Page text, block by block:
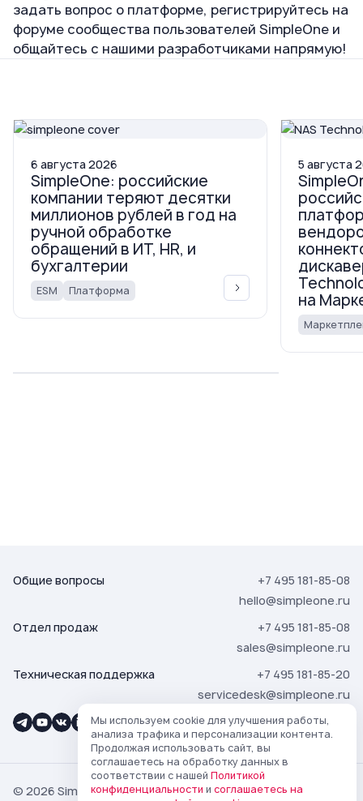
задать вопрос о платформе, регистрируйтесь на
форуме сообщества пользователей SimpleOne и
общайтесь с нашими разработчиками напрямую!
6 августа 2026
SimpleOne: российские
компании теряют десятки
миллионов рублей в год на
ручной обработке
обращений в ИТ, HR, и
бухгалтерии
ESM Платформа
5 августа
на
Мы используем cookie для улучшения работы,
анализа трафика и персонализации контента.
Продолжая использовать сайт, вы
соглашаетесь на обработку данных в
соответствии с нашей Политикой
конфиденциальности и соглашаетесь на
Общие вопросы
+7 495 181-85-08
hello@simpleone.ru
Отдел продаж
+7 495 181-85-08
sales@simpleone.ru
Техническая поддержка
+7 495 181-85-20
servicedesk@simpleone.ru
© 2026 SimpleOne